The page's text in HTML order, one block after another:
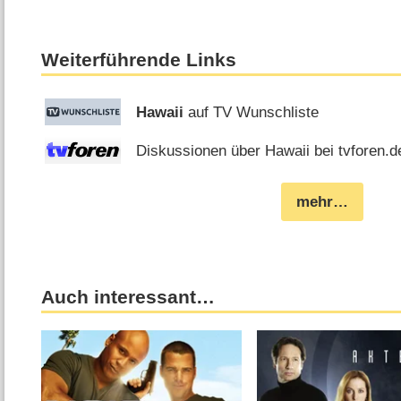
Weiterführende Links
Hawaii auf TV Wunschliste
Diskussionen über Hawaii bei
mehr…
Auch interessant…